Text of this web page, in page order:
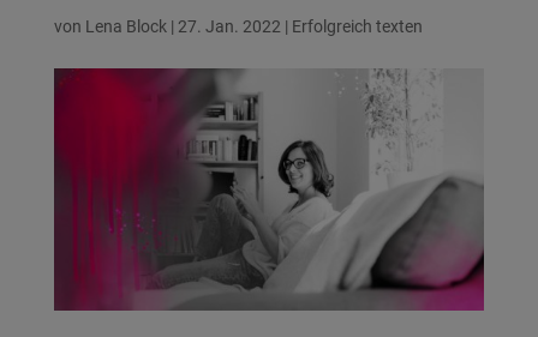
von Lena Block| 27. Jan. 2022 | Erfolgreich texten